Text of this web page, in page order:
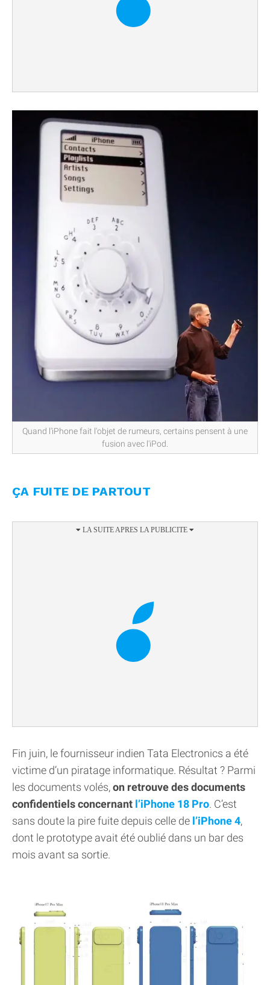
Quand l'iPhone fait l'objet de rumeurs, certains pensent à une
fusion avec l'iPod.
ÇA FUITE DE PARTOUT
Fin juin, le fournisseur indien Tata Electronics a été
victime d’un piratage informatique. Résultat ? Parmi
les documents volés,on retrouve des documents
confidentiels concernant l’iPhone 18 Pro. C’est
sans doute la pire fuite depuis celle de l’iPhone 4,
dont le prototype avait été oublié dans un bar des
mois avant sa sortie.